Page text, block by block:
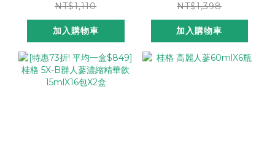
NT$1,110
加入購物車
NT$1,398
加入購物車